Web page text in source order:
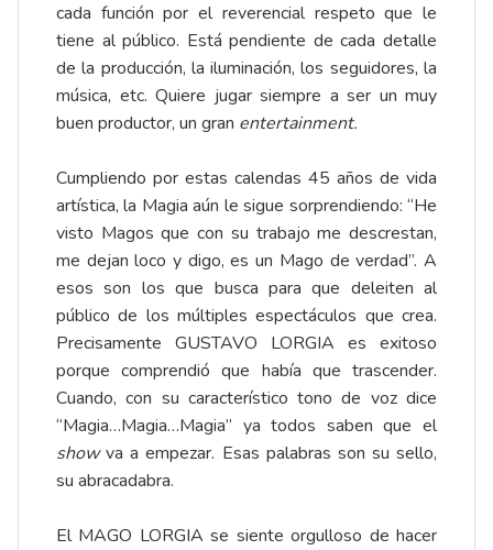
cada función por el reverencial respeto que le
tiene al público. Está pendiente de cada detalle
de la producción, la iluminación, los seguidores, la
música, etc. Quiere jugar siempre a ser un muy
buen productor, un gran entertainment.
Cumpliendo por estas calendas 45 años de vida
artística, la Magia aún le sigue sorprendiendo: “He
visto Magos que con su trabajo me descrestan,
me dejan loco y digo, es un Mago de verdad”. A
esos son los que busca para que deleiten al
público de los múltiples espectáculos que crea.
Precisamente GUSTAVO LORGIA es exitoso
porque comprendió que había que trascender.
Cuando, con su característico tono de voz dice
“Magia…Magia…Magia” ya todos saben que el
showva a empezar. Esas palabras son su sello,
su abracadabra.
El MAGO LORGIA se siente orgulloso de hacer